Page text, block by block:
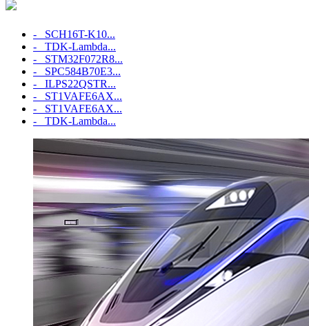
- SCH16T-K10...
- TDK-Lambda...
- STM32F072R8...
- SPC584B70E3...
- ILPS22QSTR...
- ST1VAFE6AX...
- ST1VAFE6AX...
- TDK-Lambda...